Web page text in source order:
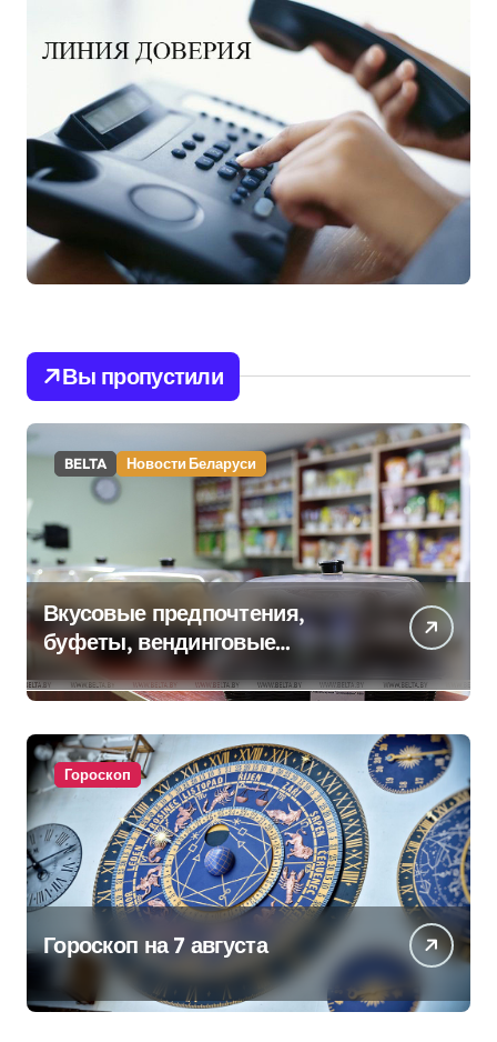
Вы пропустили
BELTA Новости Беларуси
Вкусовые предпочтения,
буфеты, вендинговые
аппараты. Минобразования об
изменениях в школьном
питании
Гороскоп
Гороскоп на 7 августа